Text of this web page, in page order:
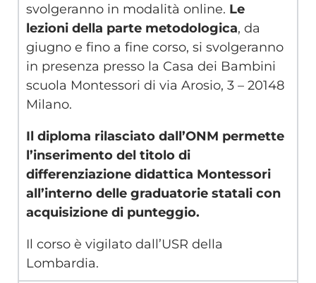
svolgeranno in modalità online. Le
lezioni della parte metodologica, da
giugno e fino a fine corso, si svolgeranno
in presenza presso la Casa dei Bambini
scuola Montessori di via Arosio, 3 – 20148
Milano.
Il diploma rilasciato dall’ONM permette
l’inserimento del titolo di
differenziazione didattica Montessori
all’interno delle graduatorie statali con
acquisizione di punteggio.
Il corso è vigilato dall’USR della
Lombardia.